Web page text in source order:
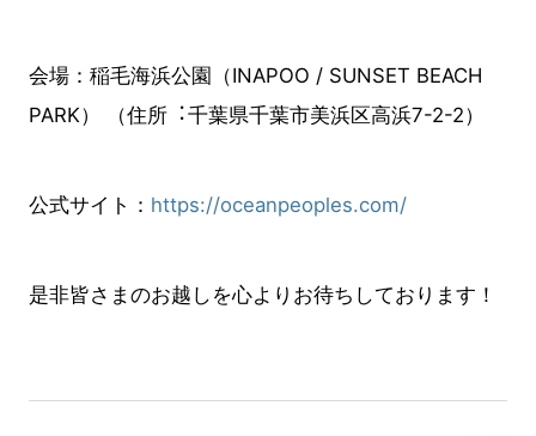
会場：稲⽑海浜公園（INAPOO / SUNSET BEACH
PARK） （住所︓千葉県千葉市美浜区⾼浜7-2-2）
公式サイト： https://oceanpeoples.com/
是非皆さまのお越しを心よりお待ちしております！